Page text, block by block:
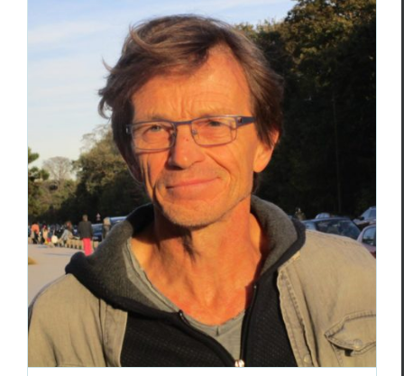
Daniel Van de Velde :J’ai vu des gens
autres poèmes
Daniel Van de Velde Poèmes